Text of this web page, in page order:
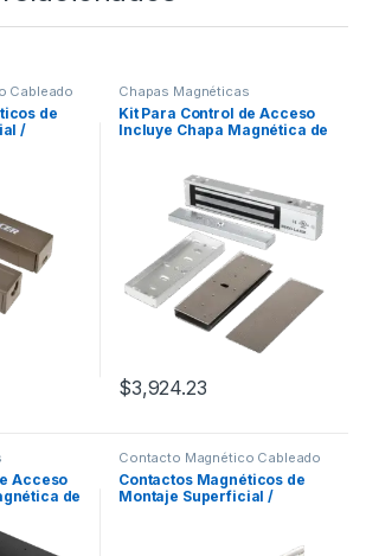
Cableado
de
/
ABS
Chapas Magnéticas
Kit Para Control de Acceso
Incluye Chapa Magnética de
Interior / Certificación UL
$3,924.23
Acceso
de
/ Diseño
Contacto Magnético Cableado
Contactos Magnéticos de
Montaje Superficial /